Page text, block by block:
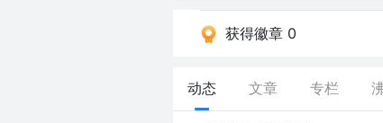
获得徽章 0
动态 文章 专栏